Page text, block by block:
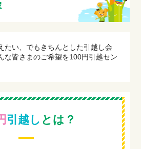
たい、でもきちんとした引越し会
な皆さまのご希望を100円引越セン
引越し とは？